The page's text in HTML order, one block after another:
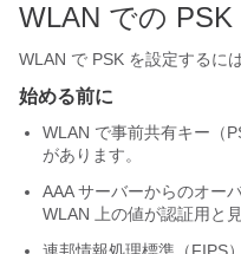
WLAN での PSK
WLAN で PSK を設定するに
始める前に
WLAN で事前共有キー（
があります。
AAA サーバーからのオー
WLAN 上の値が認証用と